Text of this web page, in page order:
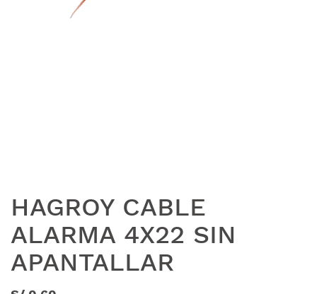
HAGROY CABLE
ALARMA 4X22 SIN
APANTALLAR